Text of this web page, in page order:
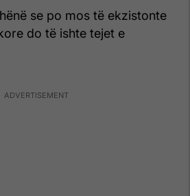
se po mos të ekzistonte
do të ishte tejet e